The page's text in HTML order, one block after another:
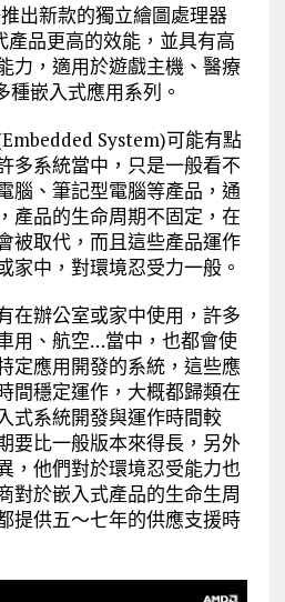
出新款的獨立繪圖處理器
產品更高的效能，並具有高
力，適用於遊戲主機、醫療
嵌入式應用系列。
System)可能有點
多系統當中，只是一般看不
腦、筆記型電腦等產品，通
產品的生命周期不固定，在
被取代，而且這些產品運作
家中，對環境忍受力一般。
在辦公室或家中使用，許多
用、航空…當中，也都會使
定應用開發的系統，這些應
間穩定運作，大概都歸類在
式系統開發與運作時間較
要比一般版本來得長，另外
，他們對於環境忍受能力也
對於嵌入式產品的生命生周
提供五～七年的供應支援時